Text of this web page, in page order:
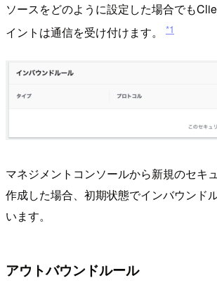
ソースをどのように設定した場合でも
イントは通信を受け付けます。
*1
マネジメントコンソールから新規のセキ
作成した場合、初期状態でインバウンド
います。
アウトバウンドルール